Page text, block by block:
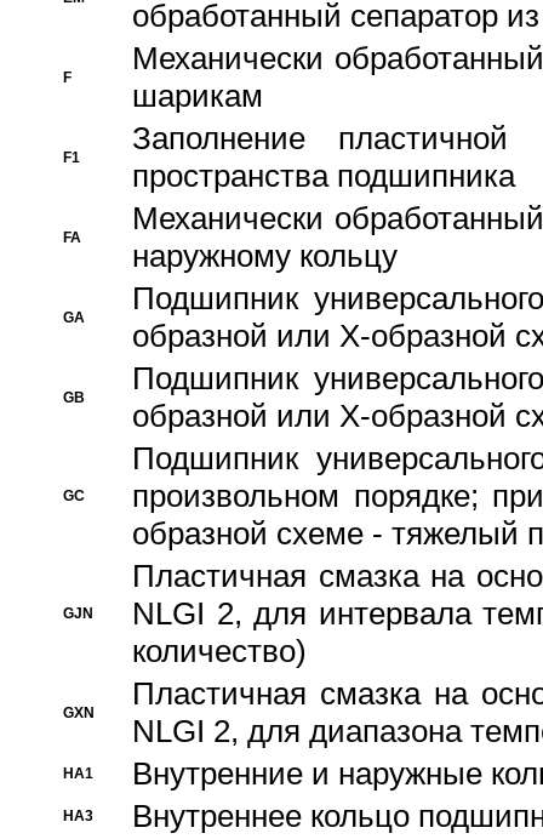
обработанный сепаратор
F
Механически
шарикам
F1
Заполнение
пространства подшипника
FA
Механически
наружному кольцу
GA
Подшипник
образной или Х-образной
GB
Подшипник
образной или Х-образной
GC
Подшипник
произвольном порядке;
образной схеме - тяжелый
GJN
Пластичная смазка на
NLGI 2, для интервала
количество)
GXN
Пластичная смазка на
NLGI 2, для диапазона
HA1 Внутренние и наружные
HA3 Bнутреннее кольцо